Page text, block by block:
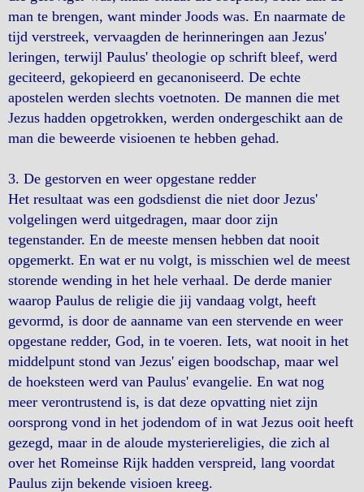
man te brengen, want minder Joods was. En naarmate de
tijd verstreek, vervaagden de herinneringen aan Jezus'
leringen, terwijl Paulus' theologie op schrift bleef, werd
geciteerd, gekopieerd en gecanoniseerd. De echte
apostelen werden slechts voetnoten. De mannen die met
Jezus hadden opgetrokken, werden ondergeschikt aan de
man die beweerde visioenen te hebben gehad.
3. De gestorven en weer opgestane redder
Het resultaat was een godsdienst die niet door Jezus'
volgelingen werd uitgedragen, maar door zijn
tegenstander. En de meeste mensen hebben dat nooit
opgemerkt. En wat er nu volgt, is misschien wel de meest
storende wending in het hele verhaal. De derde manier
waarop Paulus de religie die jij vandaag volgt, heeft
gevormd, is door de aanname van een stervende en weer
opgestane redder, God, in te voeren. Iets, wat nooit in het
middelpunt stond van Jezus' eigen boodschap, maar wel
de hoeksteen werd van Paulus' evangelie. En wat nog
meer verontrustend is, is dat deze opvatting niet zijn
oorsprong vond in het jodendom of in wat Jezus ooit heeft
gezegd, maar in de aloude mysteriereligies, die zich al
over het Romeinse Rijk hadden verspreid, lang voordat
Paulus zijn bekende visioen kreeg.